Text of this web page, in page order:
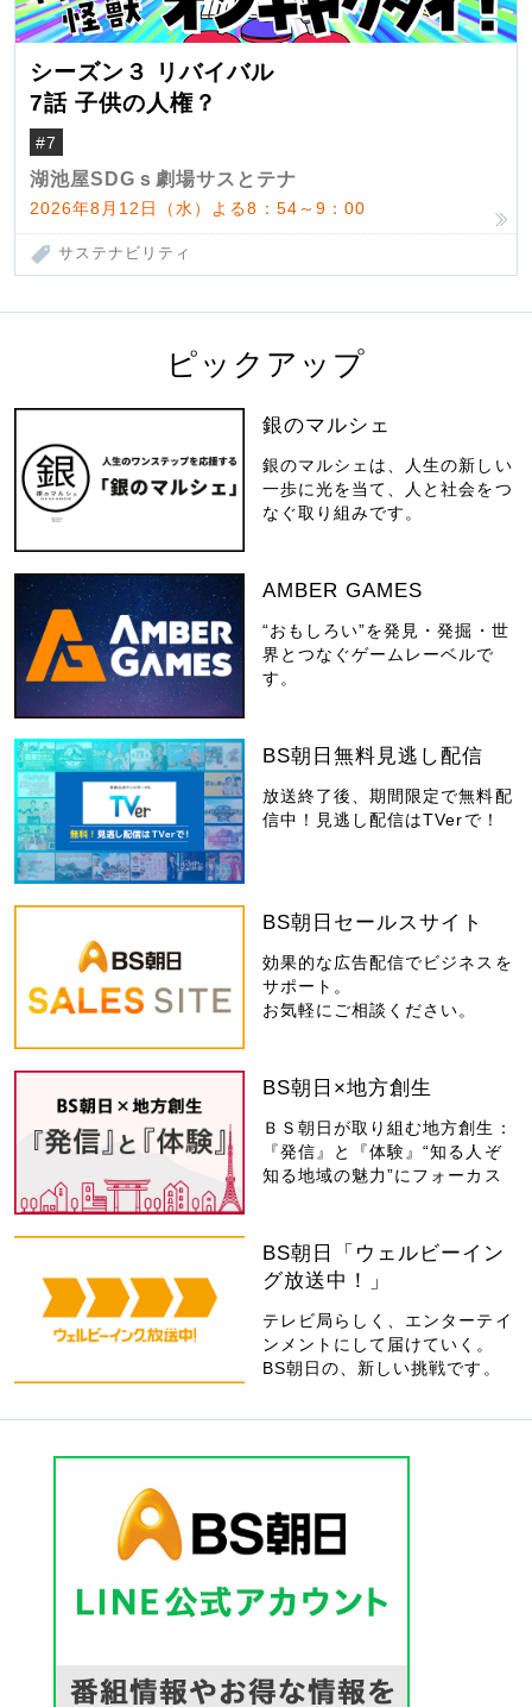
シーズン３ リバイバル
7話 子供の人権？
#7
湖池屋SDGｓ劇場サスとテナ
2026年8月12日（水）よる8：54～9：00
サステナビリティ
ピックアップ
銀のマルシェ
銀のマルシェは、人生の新しい
一歩に光を当て、人と社会をつ
なぐ取り組みです。
AMBER GAMES
“おもしろい”を発見・発掘・世
界とつなぐゲームレーベルで
す。
BS朝日無料見逃し配信
放送終了後、期間限定で無料配
信中！見逃し配信はTVerで！
BS朝日セールスサイト
効果的な広告配信でビジネスを
サポート。
お気軽にご相談ください。
BS朝日×地方創生
ＢＳ朝日が取り組む地方創生：
『発信』と『体験』“知る人ぞ
知る地域の魅力”にフォーカス
BS朝日「ウェルビーイン
グ放送中！」
テレビ局らしく、エンターテイ
ンメントにして届けていく。
BS朝日の、新しい挑戦です。